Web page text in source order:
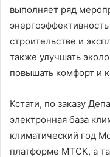
выполняет ряд
строительстве и
также улучшать
повышать комфорт и
Кстати, по заказу
электронная база
климатический год
платформе МТСК, а